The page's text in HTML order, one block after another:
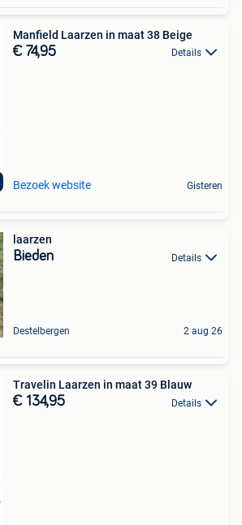
Manfield Laarzen in maat 38 Beige
€ 74,95 Details
Bezoek website Gisteren
laarzen
Bieden Details
Destelbergen 2 aug 26
Travelin Laarzen in maat 39 Blauw
€ 134,95 Details